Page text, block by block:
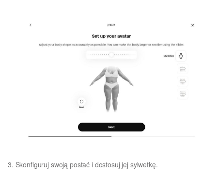
3. Skonfiguruj swoją postać i dostosuj jej sylwetkę.